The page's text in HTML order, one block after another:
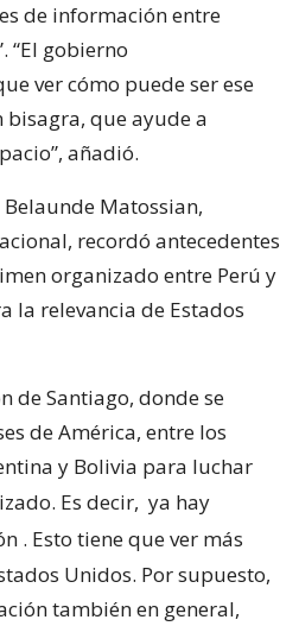
de información entre
“El gobierno
ver cómo puede ser ese
bisagra, que ayude a
añadió.
Matossian,
recordó antecedentes
organizado entre Perú y
la relevancia de Estados
de Santiago, donde se
de América, entre los
y Bolivia para luchar
Es decir, ya hay
. Esto tiene que ver más
Unidos. Por supuesto,
también en general,